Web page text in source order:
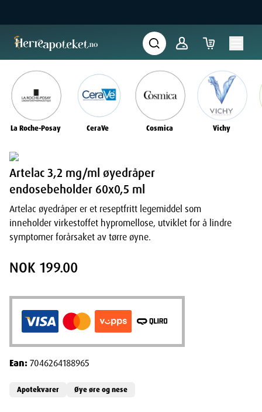
La Roche-Posay CeraVe Cosmica Vichy
Artelac 3,2 mg/ml øyedråper
endosebeholder 60x0,5 ml
Artelac øyedråper er et reseptfritt legemiddel som
inneholder virkestoffet hypromellose, utviklet for å lindre
symptomer forårsaket av tørre øyne.
NOK 199.00
Ean:7046264188965
Apotekvarer Øye øre og nese